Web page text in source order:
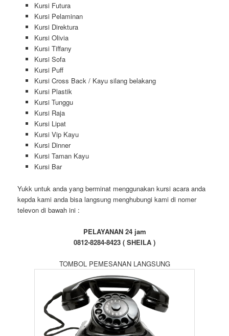
Kursi Futura
Kursi Pelaminan
Kursi Direktura
Kursi Olivia
Kursi Tiffany
Kursi Sofa
Kursi Puff
Kursi Cross Back / Kayu silang belakang
Kursi Plastik
Kursi Tunggu
Kursi Raja
Kursi Lipat
Kursi Vip Kayu
Kursi Dinner
Kursi Taman Kayu
Kursi Bar
Yukk untuk anda yang berminat menggunakan kursi acara anda
kepda kami anda bisa langsung menghubungi kami di nomer
televon di bawah ini :
PELAYANAN 24 jam
0812-8284-8423 ( SHEILA )
TOMBOL PEMESANAN LANGSUNG